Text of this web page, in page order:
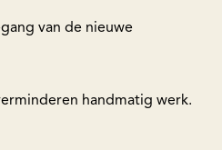
van de nieuwe
handmatig werk.